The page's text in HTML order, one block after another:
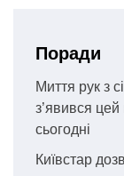
Поради
Миття рук з
з’явився
сьогодні
Київстар